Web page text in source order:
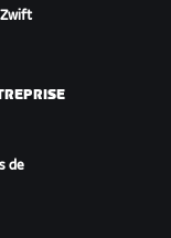
Zwift
de